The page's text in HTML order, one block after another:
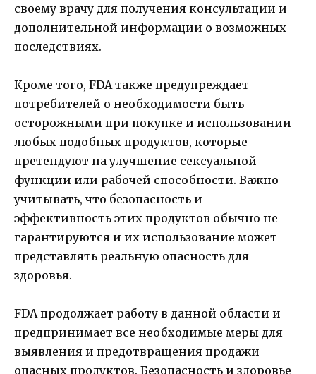
своему врачу для получения консультации и
дополнительной информации о возможных
последствиях.
Кроме того, FDA также предупреждает
потребителей о необходимости быть
осторожными при покупке и использовании
любых подобных продуктов, которые
претендуют на улучшение сексуальной
функции или рабочей способности. Важно
учитывать, что безопасность и
эффективность этих продуктов обычно не
гарантируются и их использование может
представлять реальную опасность для
здоровья.
FDA продолжает работу в данной области и
предпринимает все необходимые меры для
выявления и предотвращения продажи
опасных продуктов. Безопасность и здоровье